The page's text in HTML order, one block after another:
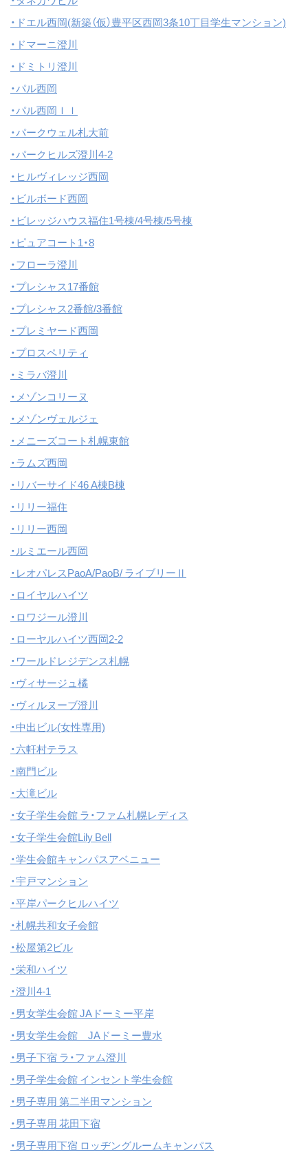
・ドエル西岡(新築（仮）豊平区西岡3条10丁目学生マンション)
・ドマーニ澄川
・ドミトリ澄川
・パル西岡
・パル西岡ＩＩ
・パークウェル札大前
・パークヒルズ澄川4-2
・ヒルヴィレッジ西岡
・ビルボード西岡
・ビレッジハウス福住1号棟/4号棟/5号棟
・ピュアコート1・8
・フローラ澄川
・プレシャス17番館
・プレシャス2番館/3番館
・プレミヤード西岡
・プロスペリティ
・ミラバ澄川
・メゾンコリーヌ
・メゾンヴェルジェ
・メニーズコート札幌東館
・ラムズ西岡
・リバーサイド46 A棟B棟
・リリー福住
・リリー西岡
・ルミエール西岡
・レオパレスPaoA/PaoB/ ライブリーⅡ
・ロイヤルハイツ
・ロワジール澄川
・ローヤルハイツ西岡2-2
・ワールドレジデンス札幌
・ヴィサージュ橘
・ヴィルヌーブ澄川
・中出ビル(女性専用)
・六軒村テラス
・南門ビル
・大滝ビル
・女子学生会館 ラ・ファム札幌レディス
・女子学生会館Lily Bell
・学生会館キャンパスアベニュー
・宇戸マンション
・平岸パークヒルハイツ
・札幌共和女子会館
・松屋第2ビル
・栄和ハイツ
・澄川4-1
・男女学生会館 JAドーミー平岸
・男女学生会館 JAドーミー豊水
・男子下宿 ラ・ファム澄川
・男子学生会館 インセント学生会館
・男子専用 第二半田マンション
・男子専用 花田下宿
・男子専用下宿 ロッヂングルームキャンパス